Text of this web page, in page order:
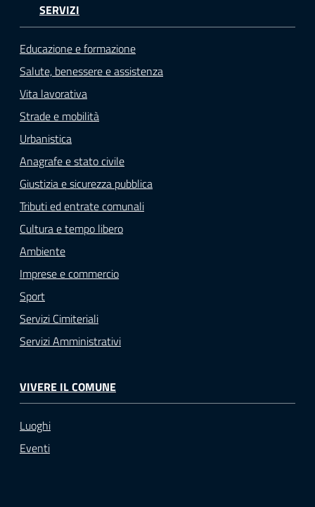
SERVIZI
Educazione e formazione
Salute, benessere e assistenza
Vita lavorativa
Strade e mobilità
Urbanistica
Anagrafe e stato civile
Giustizia e sicurezza pubblica
Tributi ed entrate comunali
Cultura e tempo libero
Ambiente
Imprese e commercio
Sport
Servizi Cimiteriali
Servizi Amministrativi
VIVERE IL COMUNE
Luoghi
Eventi